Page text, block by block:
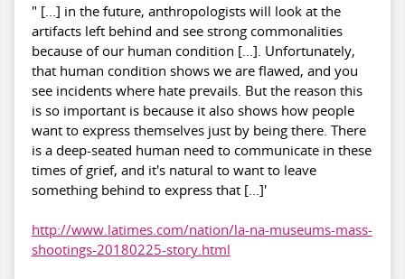
" [...] in the future, anthropologists will look at the
artifacts left behind and see strong commonalities
because of our human condition [...]. Unfortunately,
that human condition shows we are flawed, and you
see incidents where hate prevails. But the reason this
is so important is because it also shows how people
want to express themselves just by being there. There
is a deep-seated human need to communicate in these
times of grief, and it's natural to want to leave
something behind to express that [...]'
http://www.latimes.com/nation/la-na-museums-mass-
shootings-20180225-story.html